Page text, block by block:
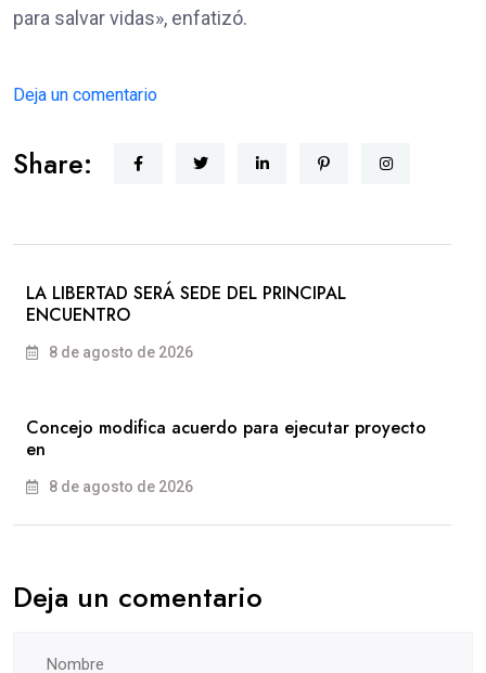
para salvar vidas», enfatizó.
Deja un comentario
Share:
LA LIBERTAD SERÁ SEDE DEL PRINCIPAL
ENCUENTRO
8 de agosto de 2026
Concejo modifica acuerdo para ejecutar proyecto
en
8 de agosto de 2026
Deja un comentario